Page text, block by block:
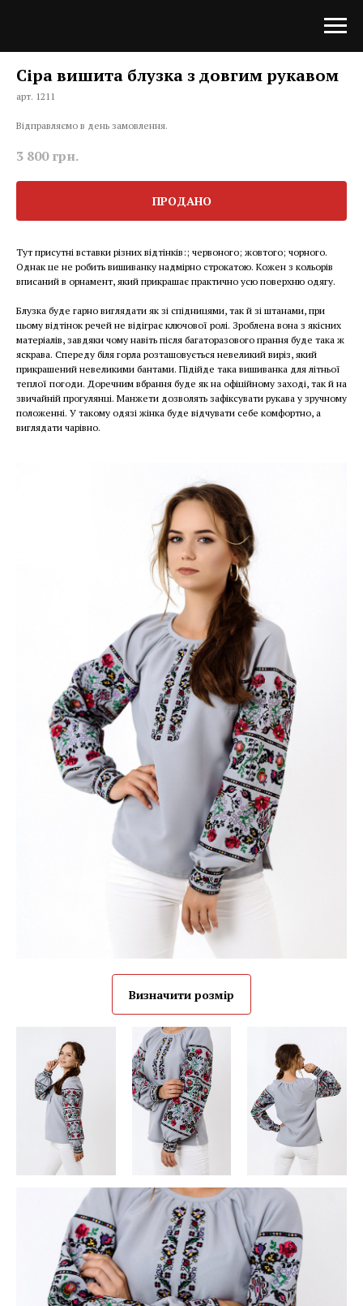
Сіра вишита блузка з довгим рукавом
арт. 1211
Відправляємо в день замовлення.
3 800 грн.
ПРОДАНО
Тут присутні вставки різних відтінків:; червоного; жовтого; чорного.
Однак це не робить вишиванку надмірно строкатою. Кожен з кольорів
вписаний в орнамент, який прикрашає практично усю поверхню одягу.
Блузка буде гарно виглядати як зі спідницями, так й зі штанами, при
цьому відтінок речей не відіграє ключової ролі. Зроблена вона з якісних
матеріалів, завдяки чому навіть після багаторазового прання буде така ж
яскрава. Спереду біля горла розташовується невеликий виріз, який
прикрашений невеликими бантами. Підійде така вишиванка для літньої
теплої погоди. Доречним вбрання буде як на офіційному заході, так й на
звичайній прогулянці. Манжети дозволять зафіксувати рукава у зручному
положенні. У такому одязі жінка буде відчувати себе комфортно, а
виглядати чарівно.
Визначити розмір